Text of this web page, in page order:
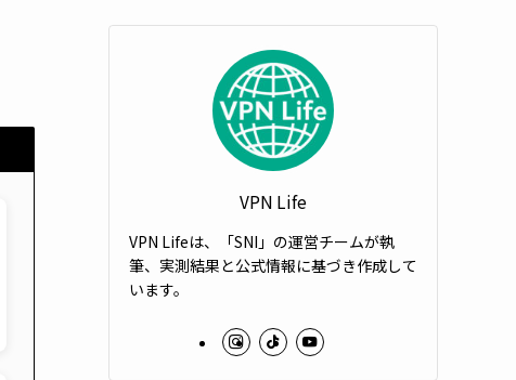
VPN Life
VPN Lifeは、「SNI」の運営チームが執
筆、実測結果と公式情報に基づき作成して
います。